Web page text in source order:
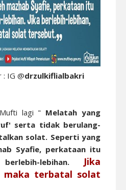
IG @drzulkiflialbakri
lagi " Melatah yang
serta tidak berulang-
solat. Seperti yang
Syafie, perkataan itu
lebihan. Jika
maka terbatal solat